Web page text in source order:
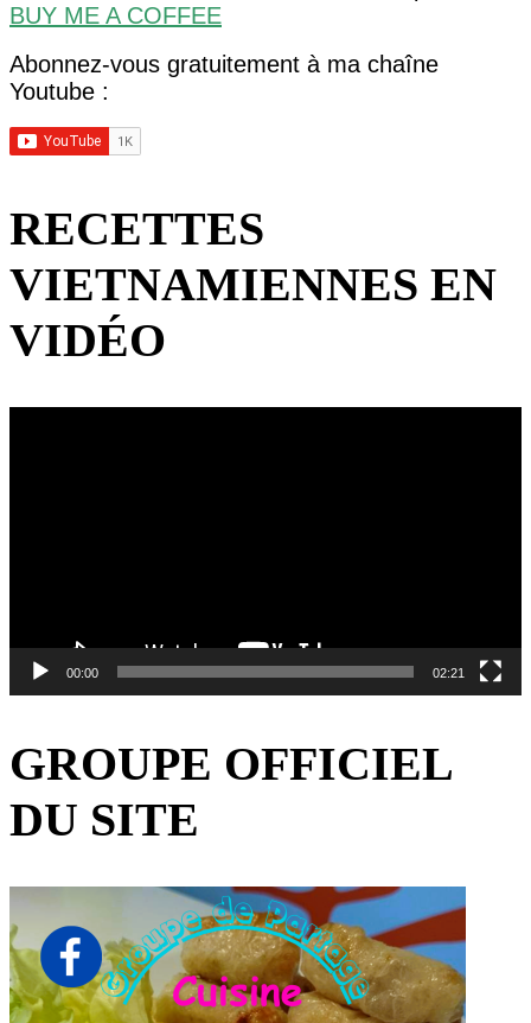
BUY ME A COFFEE
Abonnez-vous gratuitement à ma chaîne
Youtube :
RECETTES
VIETNAMIENNES EN
VIDÉO
00:00 02:21
GROUPE OFFICIEL
DU SITE